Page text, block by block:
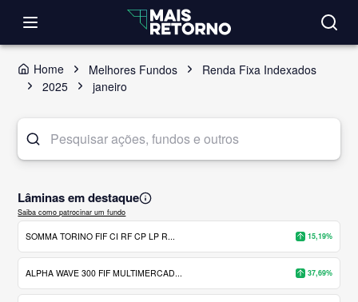
Home Melhores Fundos
Renda Fixa Indexados
2025
janeiro
Lâminas em destaque
Saiba como patrocinar um fundo
SOMMA TORINO FIF CI RF CP LP R... 15,19%
ALPHA WAVE 300 FIF MULTIMERCAD... 37,69%